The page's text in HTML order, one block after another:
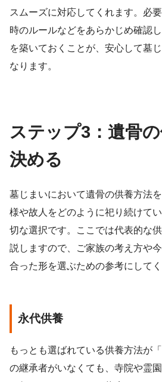
スムーズに対応してくれます。必
時のルールなどをあらかじめ確認
を築いておくことが、安心して墓
なります。
ステップ3：遺骨
決める
墓じまいにおいて遺骨の供養方法
様や故人をどのように祀り続けて
切な選択です。ここでは代表的な
説しますので、ご家族の考え方や
合った形を選ぶための参考にしてく
永代供養
もっとも選ばれている供養方法が
の継承者がいなくても、寺院や霊